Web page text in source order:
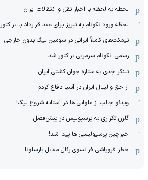
لحظه به لحظه با اخبار نقل و انتقالات ایران
لحظه ورود نکونام به تبریز برای عقد قرارداد با تراکتور
نیمکت‌های کاملاً ایرانی در سومین لیگ بدون خارجی
رسمی: نکونام سرمربی تراکتور شد
تلنگر جدی به ستاره جوان کشتی ایران
از حق والیبال ایران در آسیا دفاع کردم
ویدئو جالب از ملوانی ها در آستانه شروع لیگ!
گلزن تکراری به پرسپولیس در پیش‌فصل
خبرچین پرسپولیسی ها پیدا شد!
خطر فروپاشی فرانسوی رئال مقابل بارسلونا